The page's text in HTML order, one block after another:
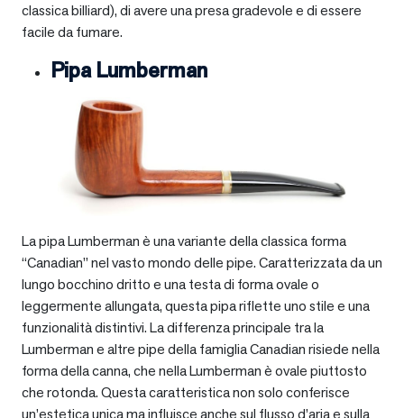
classica billiard), di avere una presa gradevole e di essere
facile da fumare.
Pipa Lumberman
La pipa Lumberman è una variante della classica forma
“Canadian” nel vasto mondo delle pipe. Caratterizzata da un
lungo bocchino dritto e una testa di forma ovale o
leggermente allungata, questa pipa riflette uno stile e una
funzionalità distintivi. La differenza principale tra la
Lumberman e altre pipe della famiglia Canadian risiede nella
forma della canna, che nella Lumberman è ovale piuttosto
che rotonda. Questa caratteristica non solo conferisce
un’estetica unica ma influisce anche sul flusso d’aria e sulla